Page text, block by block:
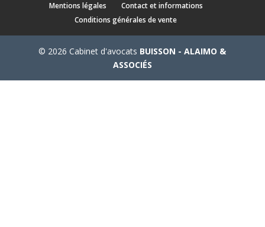
Mentions légales
Contact et informations
Conditions générales de vente
© 2026 Cabinet d'avocats BUISSON - ALAIMO &
ASSOCIÉS